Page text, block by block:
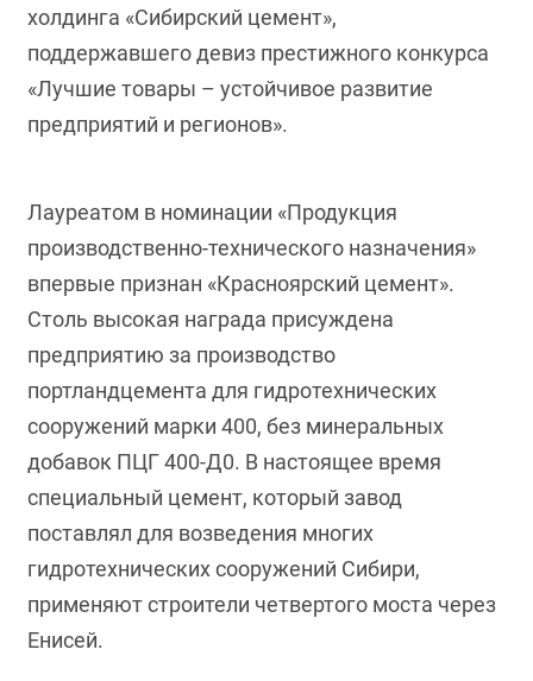
холдинга «Сибирский цемент»,
поддержавшего девиз престижного конкурса
«Лучшие товары – устойчивое развитие
предприятий и регионов».
Лауреатом в номинации «Продукция
производственно-технического назначения»
впервые признан «Красноярский цемент».
Столь высокая награда присуждена
предприятию за производство
портландцемента для гидротехнических
сооружений марки 400, без минеральных
добавок ПЦГ 400-Д0. В настоящее время
специальный цемент, который завод
поставлял для возведения многих
гидротехнических сооружений Сибири,
применяют строители четвертого моста через
Енисей.